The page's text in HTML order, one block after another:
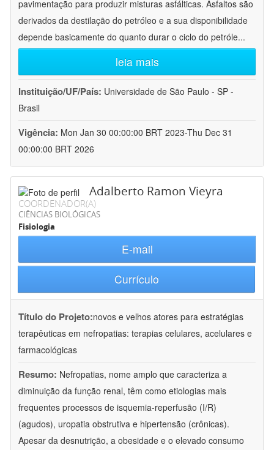
pavimentação para produzir misturas asfálticas. Asfaltos são
derivados da destilação do petróleo e a sua disponibilidade
depende basicamente do quanto durar o ciclo do petróle...
leia mais
Instituição/UF/País: Universidade de São Paulo - SP -
Brasil
Vigência: Mon Jan 30 00:00:00 BRT 2023-Thu Dec 31
00:00:00 BRT 2026
Adalberto Ramon Vieyra
COORDENADOR(A)
CIÊNCIAS BIOLÓGICAS
Fisiologia
E-mail
Currículo
Título do Projeto:novos e velhos atores para estratégias
terapêuticas em nefropatias: terapias celulares, acelulares e
farmacológicas
Resumo: Nefropatias, nome amplo que caracteriza a
diminuição da função renal, têm como etiologias mais
frequentes processos de isquemia-reperfusão (I/R)
(agudos), uropatia obstrutiva e hipertensão (crônicas).
Apesar da desnutrição, a obesidade e o elevado consumo